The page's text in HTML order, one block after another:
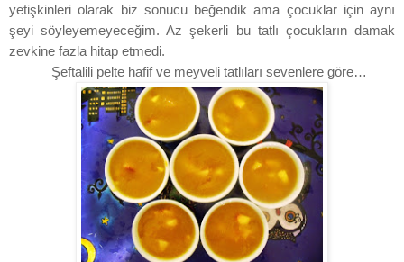
yetişkinleri olarak biz sonucu beğendik ama çocuklar için aynı
şeyi söyleyemeyeceğim. Az şekerli bu tatlı çocukların damak
zevkine fazla hitap etmedi.
Şeftalili pelte hafif ve meyveli tatlıları sevenlere göre…